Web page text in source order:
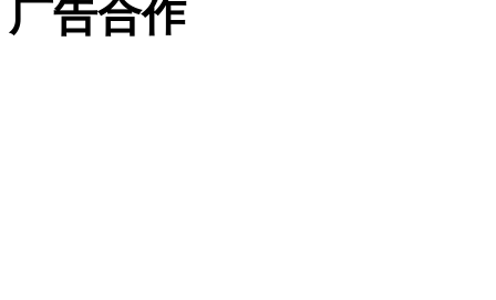
广告合作